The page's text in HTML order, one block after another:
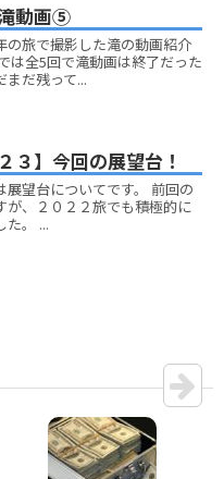
動画⑤
の旅で撮影した滝の動画紹介
は全5回で滝動画は終了だった
まだ残って...
３】今回の展望台！
展望台についてです。 前回の
が、２０２２旅でも積極的に
た。 ...